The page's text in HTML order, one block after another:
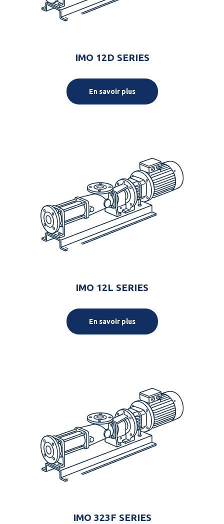
IMO 12D SERIES
En savoir plus
IMO 12L SERIES
En savoir plus
IMO 323F SERIES